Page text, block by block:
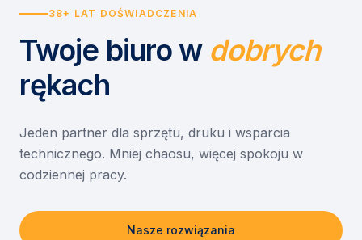
Urządzenia
Drukarki i urządzenia wielofunkcyjne
Etykiety i identyfikacja
Skanery i obieg dokumentów
Monitory interaktywne
Niszczarki dokumentów
Wynajem drukarek
Wynajem urządzeń biurowych
Asystent druku
EZD RP
Misja szkoła
Serwis
O nas
Kontakt
38+ LAT DOŚWIADCZENIA
Twoje biuro w dobrych
rękach
Jeden partner dla sprzętu, druku i wsparcia
technicznego. Mniej chaosu, więcej spokoju w
codziennej pracy.
Nasze rozwiązania